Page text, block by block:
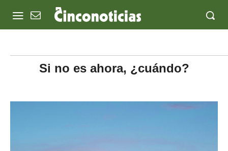
Si no es ahora, ¿cuándo?